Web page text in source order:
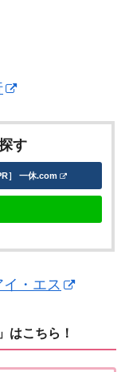
す
］ 一休.com
・エス
はこちら！